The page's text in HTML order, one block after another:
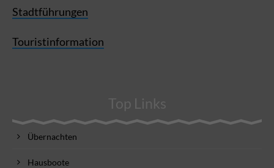
Stadtführungen
Touristinformation
Top Links
Übernachten
Hausboote